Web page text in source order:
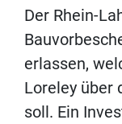
Der Rhein-
erlassen,
Loreley über
soll. Ein